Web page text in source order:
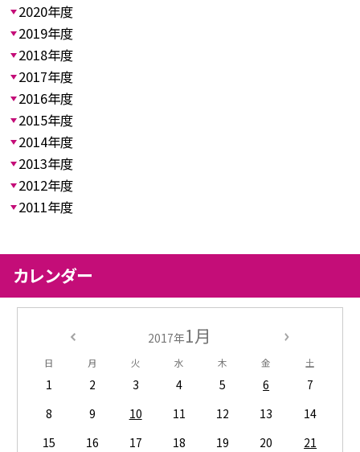
2020年度
2019年度
2018年度
2017年度
2016年度
2015年度
2014年度
2013年度
2012年度
2011年度
カレンダー
2017年1月
日 月 火 水 木 金 土
1 2 3 4 5 6
7
8
9 10 11 12 13
14
15
16 17 18 19 20
21